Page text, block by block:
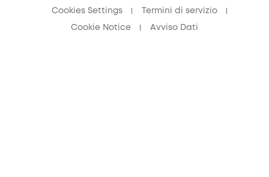
Cookies Settings Termini di servizio
Cookie Notice Avviso Dati